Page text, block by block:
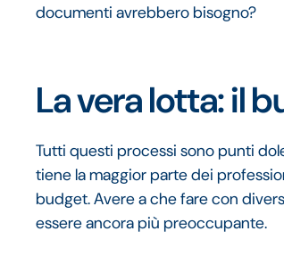
documenti avrebbero bisogno?
La vera lotta: il
Tutti questi processi sono punti
tiene la maggior parte dei
budget. Avere a che fare con
essere ancora più preoccupante.